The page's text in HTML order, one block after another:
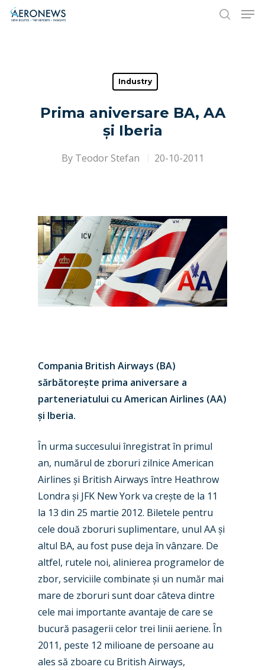
Hit enter to search or ESC to close
Industry
Prima aniversare BA, AA
și Iberia
By Teodor Stefan 20-10-2011
Compania British Airways (BA)
sărbătorește prima aniversare a
parteneriatului cu American Airlines (AA)
și Iberia.
În urma succesului înregistrat în primul
an, numărul de zboruri zilnice American
Airlines și British Airways între Heathrow
Londra și JFK New York va crește de la 11
la 13 din 25 martie 2012. Biletele pentru
cele două zboruri suplimentare, unul AAși
altul BA, au fost puse deja în vânzare. De
altfel, rutele noi, alinierea programelor de
zbor, serviciile combinate și un număr mai
mare de zboruri sunt doar câteva dintre
cele mai importante avantaje de care se
bucură pasagerii celor trei linii aeriene. În
2011, peste 12 milioane de persoane au
ales să zboare cu British Airways,
New Routes
Industry
Accidents / Incidents
Airshows
Dubai 2025
Paris 2025
Business Jets
Military
Trip Reports